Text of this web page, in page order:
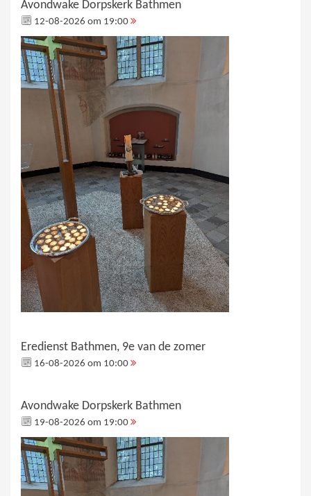
Avondwake Dorpskerk Bathmen
12-08-2026 om 19:00
Eredienst Bathmen, 9e van de zomer
16-08-2026 om 10:00
Avondwake Dorpskerk Bathmen
19-08-2026 om 19:00